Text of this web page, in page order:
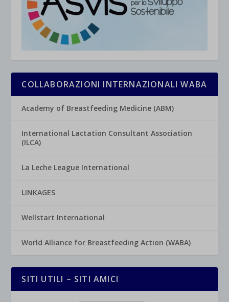
COLLABORAZIONI INTERNAZIONALI WABA
Academy of Breastfeeding Medicine (ABM)
International Lactation Consultant Association
(ILCA)
La Leche League International
LINKAGES
Wellstart International
World Alliance for Breastfeeding Action (WABA)
SITI UTILI – SITI AMICI